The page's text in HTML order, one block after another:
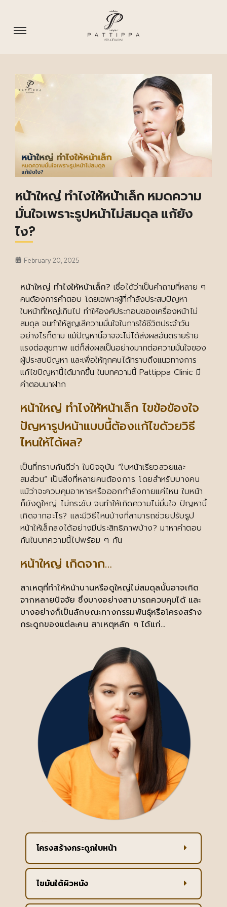
หน้าใหญ่ ทําไงให้หน้าเล็ก หมดความ
มั่นใจเพราะรูปหน้าไม่สมดุล แก้ยัง
ไง?
February 20, 2025
หน้าใหญ่ ทําไงให้หน้าเล็ก? เชื่อได้ว่าเป็นคำถามที่หลาย ๆ
คนต้องการคำตอบ โดยเฉพาะผู้ที่กำลังประสบปัญหา
ใบหน้าที่ใหญ่เกินไป ทำให้องค์ประกอบของเครื่องหน้าไม่
สมดุล จนทำให้สูญเสีความมั่นใจในการใช้ชีวิตประจำวัน
อย่างไรก็ตาม แม้ปัญหานี้อาจจะไม่ได้ส่งผลอันตรายร้าย
แรงต่อสุขภาพ แต่ก็ส่งผลเป็นอย่างมากต่อความมั่นใจของ
ผู้ประสบปัญหา และเพื่อให้ทุกคนได้ทราบถึงแนวทางการ
แก้ไขปัญหานี้ได้มากขึ้น ในบทความนี้ Pattippa Clinic มี
คำตอบมาฝาก
หน้าใหญ่ ทําไงให้หน้าเล็ก ไขข้อข้องใจ
ปัญหารูปหน้าแบบนี้ต้องแก้ไขด้วยวิธี
ไหนให้ได้ผล?
เป็นที่ทราบกันดีว่า ในปัจจุบัน “ใบหน้าเรียวสวยและ
สมส่วน” เป็นสิ่งที่หลายคนต้องการ โดยสำหรับบางคน
แม้ว่าจะควบคุมอาหารหรือออกกำลังกายแค่ไหน ใบหน้า
ก็ยังดูใหญ่ ไม่กระชับ จนทำให้เกิดความไม่มั่นใจ ปัญหานี้
เกิดจากอะไร? และมีวิธีไหนบ้างที่สามารถช่วยปรับรูป
หน้าให้เล็กลงได้อย่างมีประสิทธิภาพบ้าง? มาหาคำตอบ
กันในบทความนี้ไปพร้อม ๆ กัน
หน้าใหญ่ เกิดจาก…
สาเหตุที่ทำให้หน้าบานหรือดูใหญ่ไม่สมดุลนั้นอาจเกิด
จากหลายปัจจัย ซึ่งบางอย่างสามารถควบคุมได้ และ
บางอย่างก็เป็นลักษณะทางกรรมพันธุ์หรือโครงสร้าง
กระดูกของแต่ละคน สาเหตุหลัก ๆ ได้แก่…
โครงสร้างกระดูกใบหน้า
ไขมันใต้ผิวหนัง